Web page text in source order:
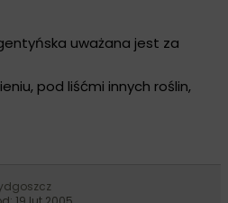
uważana jest za
pod liśćmi innych roślin,